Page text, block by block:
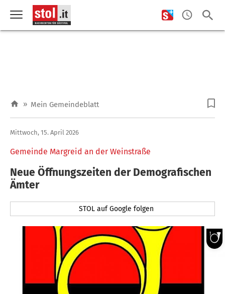
» Mein Gemeindeblatt
Gemeinde Margreid an der Weinstraße
Mittwoch, 15. April 2026
Neue Öffnungszeiten der Demografischen
Ämter
STOL auf Google folgen